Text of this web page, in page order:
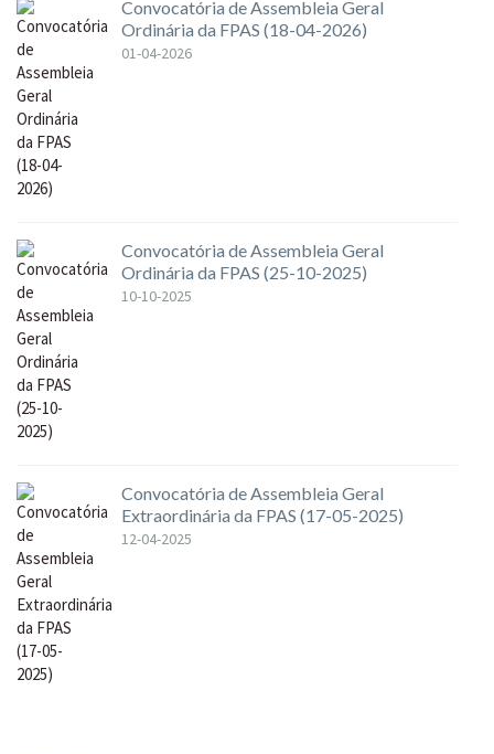
Convocatória de Assembleia Geral
Ordinária da FPAS (18-04-2026)
01-04-2026
Convocatória de Assembleia Geral
Ordinária da FPAS (25-10-2025)
10-10-2025
Convocatória de Assembleia Geral
Extraordinária da FPAS (17-05-2025)
12-04-2025